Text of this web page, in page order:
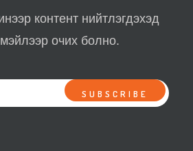
контент нийтлэгдэхэд
очих болно.